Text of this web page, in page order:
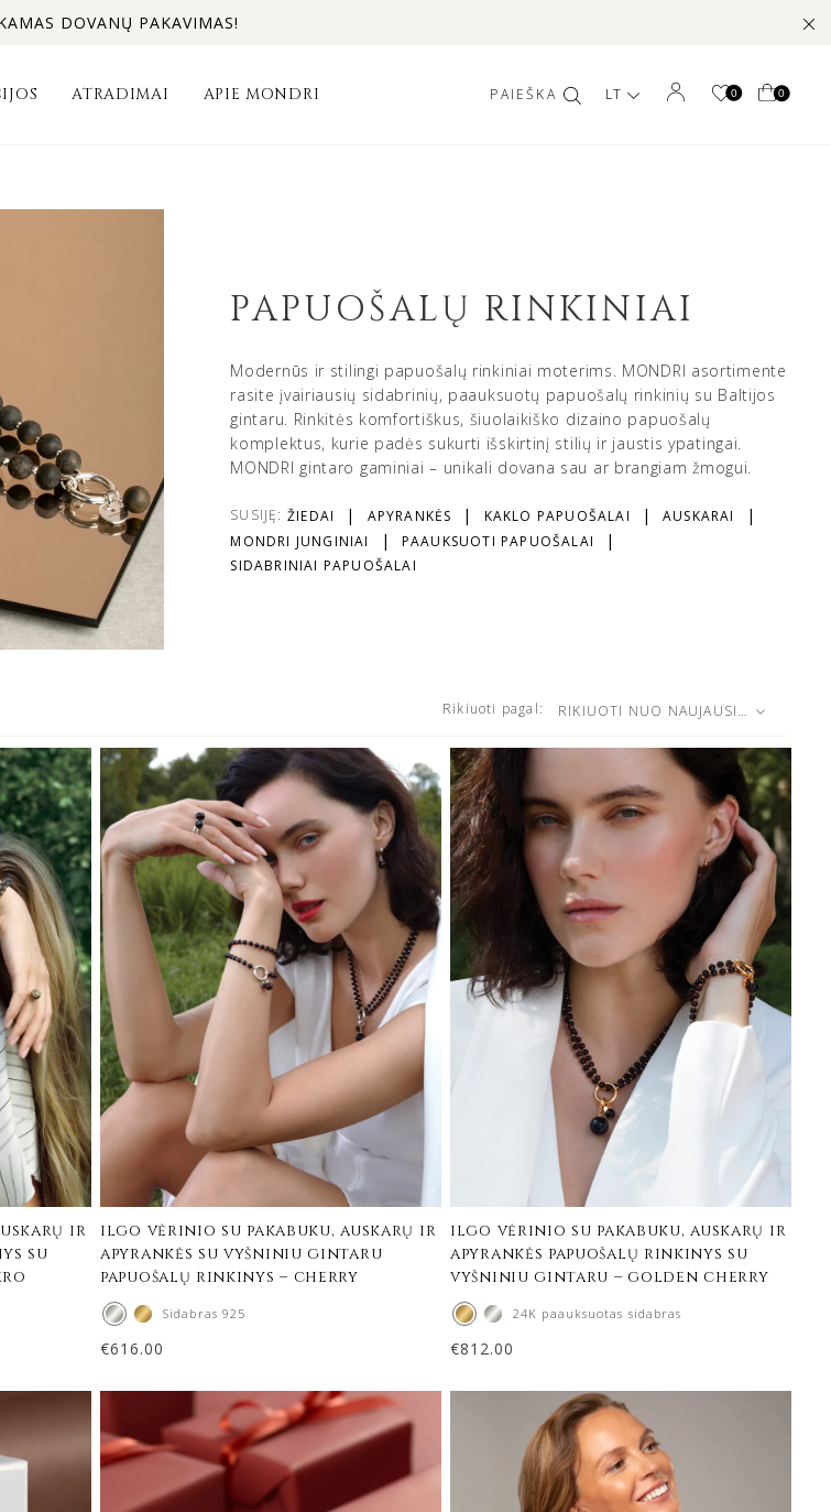
DOVANŲ PAKAVIMAS!
ATRADIMAI APIE MONDRI LT 0 0
PAPUOŠALŲ RINKINIAI
Modernūs ir stilingi papuošalų rinkiniai moterims. MONDRI asortimente
rasite įvairiausių sidabrinių, paauksuotų papuošalų rinkinių su Baltijos
gintaru. Rinkitės komfortiškus, šiuolaikiško dizaino papuošalų
komplektus, kurie padės sukurti išskirtinį stilių ir jaustis ypatingai.
MONDRI gintaro gaminiai – unikali dovana sau ar brangiam žmogui.
SUSIJĘ: ŽIEDAI APYRANKĖS KAKLO PAPUOŠALAI
AUSKARAI
MONDRI JUNGINIAI
PAAUKSUOTI PAPUOŠALAI
SIDABRINIAI PAPUOŠALAI
Rikiuoti pagal: RIKIUOTI NUO NAUJAUSIŲ
ir
su
ilgo vėrinio su pakabuku, auskarų ir
apyrankės su vyšniniu gintaru
papuošalų rinkinys – cherry
Sidabras 925
€616.00
ilgo vėrinio su pakabuku, auskarų ir
apyrankės papuošalų rinkinys su
vyšniniu gintaru – golden cherry
24K paauksuotas sidabras
€812.00